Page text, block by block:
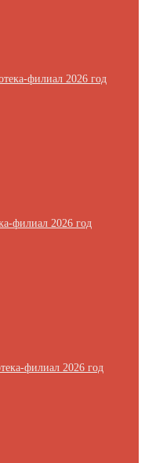
филиал 2026 год
филиал 2026 год
филиал 2026 год